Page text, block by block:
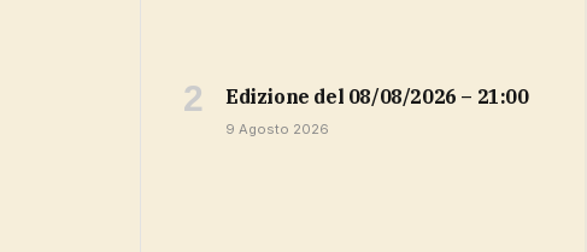
Edizione del 08/08/2026 – 21:00
9 Agosto 2026